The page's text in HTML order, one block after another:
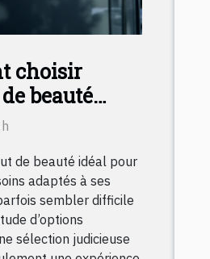
choisir
beauté
vos soins ?
de beauté idéal pour
adaptés à ses
sembler difficile
d’options
sélection judicieuse